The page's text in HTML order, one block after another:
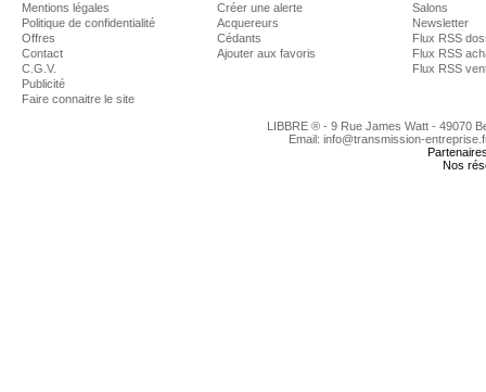
Mentions légales
Politique de confidentialité
Offres
Contact
C.G.V.
Publicité
Faire connaitre le site
Créer une alerte
Acquereurs
Cédants
Ajouter aux favoris
Salons
Newsletter
Flux RSS
Flux RSS
Flux RSS
LIBBRE ® - 9 Rue James Watt - 49070
Email: info@transmission-
Nos